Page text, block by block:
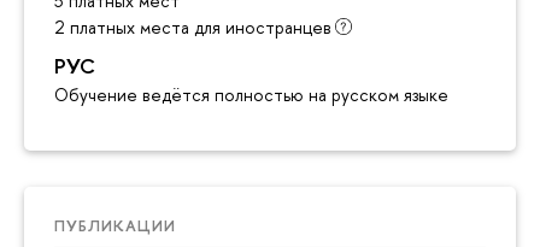
2 платных места для иностранцев
РУС
Обучение ведётся полностью на русском языке
ПУБЛИКАЦИИ